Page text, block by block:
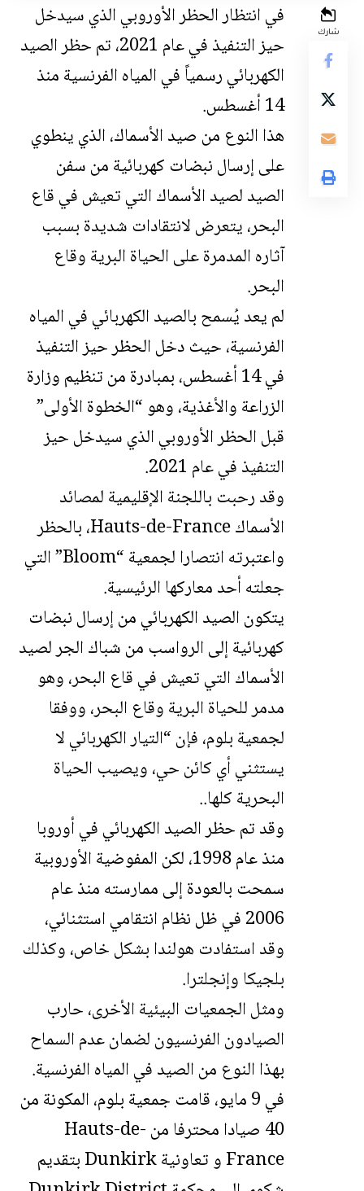
شارك
في انتظار الحظر الأوروبي الذي سيدخل
حيز التنفيذ في عام 2021، تم حظر الصيد
الكهربائي رسمياً في المياه الفرنسية منذ
14 أغسطس.
هذا النوع من صيد الأسماك، الذي ينطوي
على إرسال نبضات كهربائية من سفن
الصيد لصيد الأسماك التي تعيش في قاع
البحر، يتعرض لانتقادات شديدة بسبب
آثاره المدمرة على الحياة البرية وقاع
البحر.
لم يعد يُسمح بالصيد الكهربائي في المياه
الفرنسية، حيث دخل الحظر حيز التنفيذ
في 14 أغسطس، بمبادرة من تنظيم وزارة
الزراعة والأغذية، وهو “الخطوة الأولى”
قبل الحظر الأوروبي الذي سيدخل حيز
التنفيذ في عام 2021.
وقد رحبت باللجنة الإقليمية لمصائد
الأسماك Hauts-de-France، بالحظر
واعتبرته انتصارا لجمعية “Bloom” التي
جعلته أحد معاركها الرئيسية.
يتكون الصيد الكهربائي من إرسال نبضات
كهربائية إلى الرواسب من شباك الجر لصيد
الأسماك التي تعيش في قاع البحر، وهو
مدمر للحياة البرية وقاع البحر، ووفقا
لجمعية بلوم، فإن “التيار الكهربائي لا
يستثني أي كائن حي، ويصيب الحياة
البحرية كلها..
وقد تم حظر الصيد الكهربائي في أوروبا
منذ عام 1998، لكن المفوضية الأوروبية
سمحت بالعودة إلى ممارسته منذ عام
2006 في ظل نظام انتقامي استثنائي،
وقد استفادت هولندا بشكل خاص، وكذلك
بلجيكا وإنجلترا.
ومثل الجمعيات البيئية الأخرى، حارب
الصيادون الفرنسيون لضمان عدم السماح
بهذا النوع من الصيد في المياه الفرنسية.
في 9 مايو، قامت جمعية بلوم، المكونة من
40 صيادا محترفا من Hauts-de-
France و تعاونية Dunkirk بتقديم